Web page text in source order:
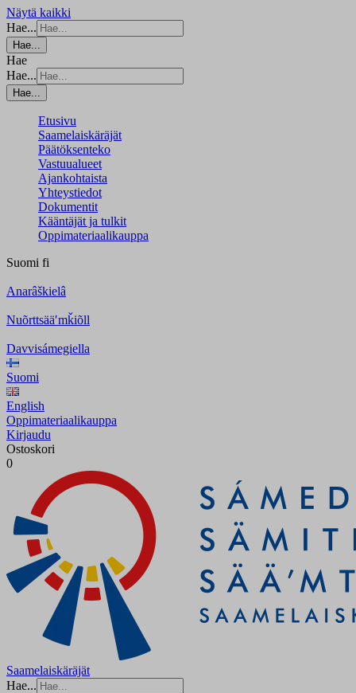
Näytä kaikki
Hae...
Hae...
Hae
Hae...
Hae...
Etusivu
Saamelaiskäräjät
Päätöksenteko
Vastuualueet
Ajankohtaista
Yhteystiedot
Dokumentit
Kääntäjät ja tulkit
Oppimateriaalikauppa
Suomi fi
Anarâškielâ
Nuõrttsääʹmǩiõll
Davvisámegiella
Suomi
English
Oppimateriaalikauppa
Kirjaudu
Ostoskori
0
Saamelaiskäräjät
Hae...